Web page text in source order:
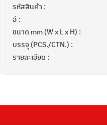
รหัสสินค้า :
สี :
ขนาด mm (W x L x H) :
บรรจุ (PCS./CTN.) :
รายละเอียด :